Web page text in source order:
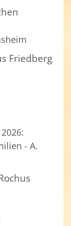
Friedberg
- A.